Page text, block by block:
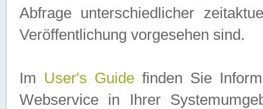
Abfrage unterschiedlicher
Veröffentlichung vorgesehen sind.
Im User's Guidefinden Sie
Webservice in Ihrer